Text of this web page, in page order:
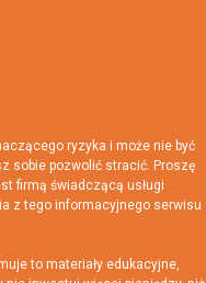
ryzyka i może nie być
sobie pozwolić stracić. Proszę
firmą świadczącą usługi
z tego informacyjnego serwisu
to materiały edukacyjne,